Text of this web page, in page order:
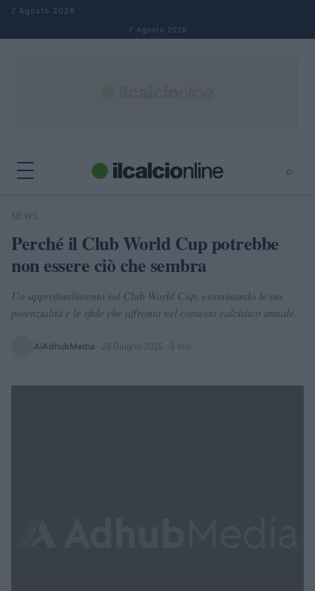
Salta al contenuto
7 Agosto 2026
7 Agosto 2026
⌕
Cerca
NEWS
Perché il Club World Cup potrebbe
non essere ciò che sembra
Un approfondimento sul Club World Cup, esaminando le sue
potenzialità e le sfide che affronta nel contesto calcistico attuale.
AiAdhubMedia 28 Giugno 2025 · 3 min